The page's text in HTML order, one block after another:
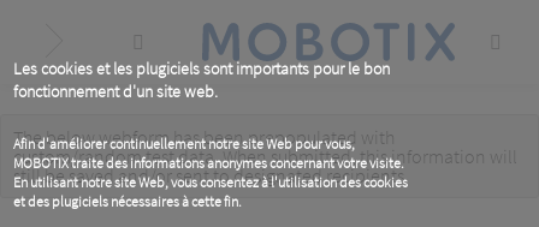
Les cookies et les plugiciels sont importants pour le bon
fonctionnement d'un site web.
Afin d'améliorer continuellement notre site Web pour vous,
MOBOTIX traite des informations anonymes concernant votre visite.
En utilisant notre site Web, vous consentez à l'utilisation des cookies
et des plugiciels nécessaires à cette fin.
content
Warning
message
The below webform has been prepopulated with
custom/random test data. When submitted, this information will
still be savedand/orsent to designated recipients.